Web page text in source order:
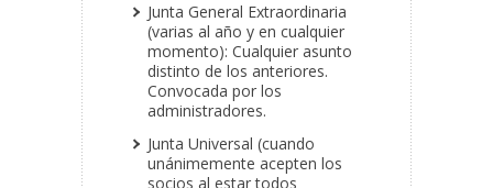
Junta General Extraordinaria
(varias al año y en cualquier
momento): Cualquier asunto
distinto de los anteriores.
Convocada por los
administradores.
Junta Universal (cuando
unánimemente acepten los
socios al estar todos